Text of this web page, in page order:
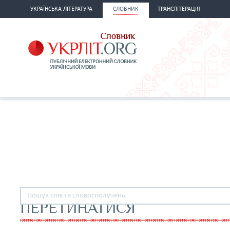
УКРАЇНСЬКА ЛІТЕРАТУРА СЛОВНИК ТРАНСЛІТЕРАЦІЯ
ПЕРЕТИНАТИСЯ